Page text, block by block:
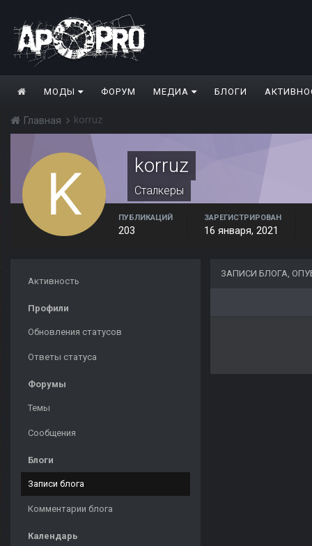
МОДЫ ФОРУМ МЕДИА БЛОГИ
Главная korruz
korruz
Сталкеры
ПУБЛИКАЦИЙ
203
ЗАРЕГИСТРИРОВАН
16 января, 2021
Активность
Профили
Обновления статусов
Ответы статуса
Форумы
Темы
Сообщения
Блоги
Записи блога
Комментарии блога
Календарь
ЗАПИСИ БЛОГА,